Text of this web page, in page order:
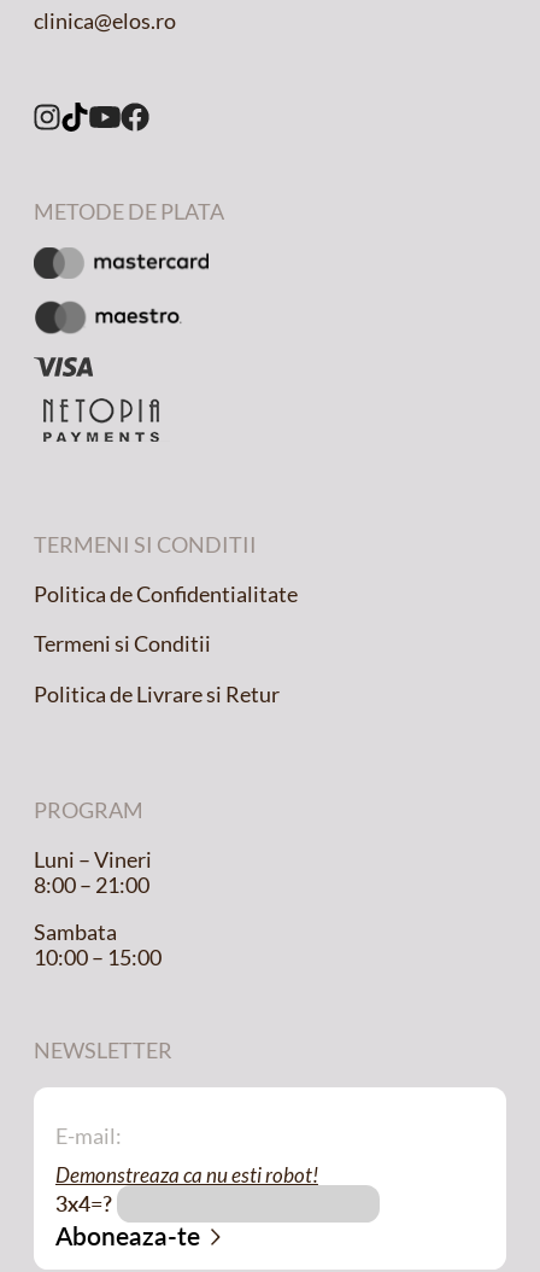
clinica@elos.ro
METODE DE PLATA
TERMENI SI CONDITII
Politica de Confidentialitate
Termeni si Conditii
Politica de Livrare si Retur
PROGRAM
Luni – Vineri
8:00 – 21:00
Sambata
10:00 – 15:00
NEWSLETTER
Demonstreaza ca nu esti robot!
3x4=?